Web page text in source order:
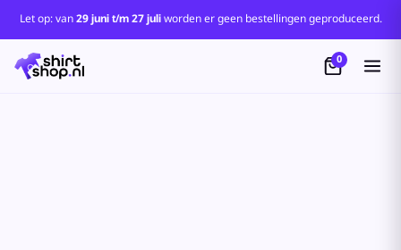
Let op: van29 juni t/m 27 juliworden er geen bestellingen geproduceerd.
0